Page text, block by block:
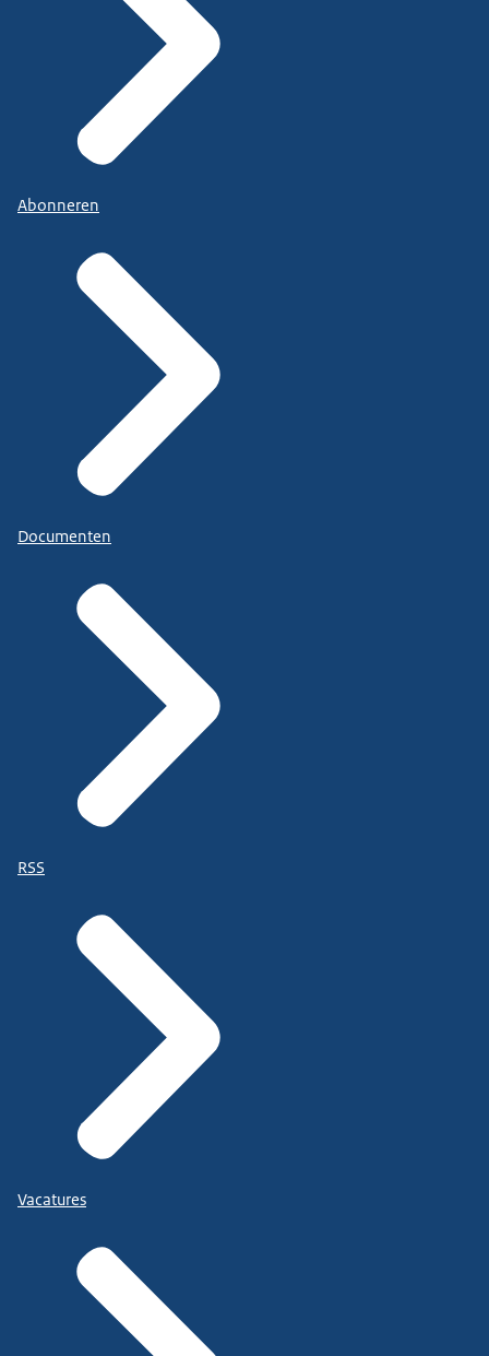
Abonneren
Documenten
RSS
Vacatures